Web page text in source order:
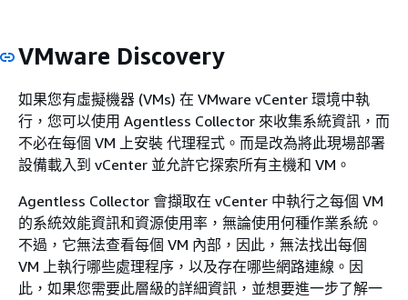
VMware Discovery
如果您有虛擬機器 (VMs) 在 VMware vCenter 環境中執
行，您可以使用 Agentless Collector 來收集系統資訊，而
不必在每個 VM 上安裝 代理程式。而是改為將此現場部署
設備載入到 vCenter 並允許它探索所有主機和 VM。
Agentless Collector 會擷取在 vCenter 中執行之每個 VM
的系統效能資訊和資源使用率，無論使用何種作業系統。
不過，它無法查看每個 VM 內部，因此，無法找出每個
VM 上執行哪些處理程序，以及存在哪些網路連線。因
此，如果您需要此層級的詳細資訊，並想要進一步了解一